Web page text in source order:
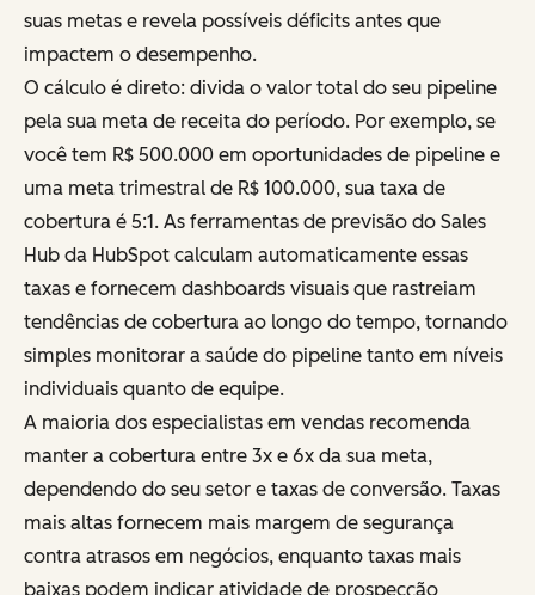
suas metas e revela possíveis déficits antes que
impactem o desempenho.
O cálculo é direto: divida o valor total do seu pipeline
pela sua meta de receita do período. Por exemplo, se
você tem R$ 500.000 em oportunidades de pipeline e
uma meta trimestral de R$ 100.000, sua taxa de
cobertura é 5:1. As ferramentas de previsão do Sales
Hub da HubSpot calculam automaticamente essas
taxas e fornecem dashboards visuais que rastreiam
tendências de cobertura ao longo do tempo, tornando
simples monitorar a saúde do pipeline tanto em níveis
individuais quanto de equipe.
A maioria dos especialistas em vendas recomenda
manter a cobertura entre 3x e 6x da sua meta,
dependendo do seu setor e taxas de conversão. Taxas
mais altas fornecem mais margem de segurança
contra atrasos em negócios, enquanto taxas mais
baixas podem indicar atividade de prospecção